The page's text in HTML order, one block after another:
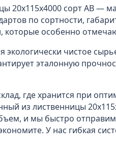
20x115х4000 сорт АВ —
по сортности,
особенно
экологически чистое
эталонную
где хранится при
из лиственницы
и мы быстро
У нас гибкая